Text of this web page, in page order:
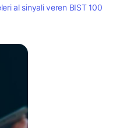
al sinyali veren BIST 100